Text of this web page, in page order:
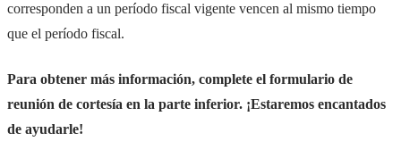
corresponden a un período fiscal vigente vencen al mismo tiempo
que el período fiscal.
Para obtener más información, complete el formulario de
reunión de cortesía en la parte inferior. ¡Estaremos encantados
de ayudarle!